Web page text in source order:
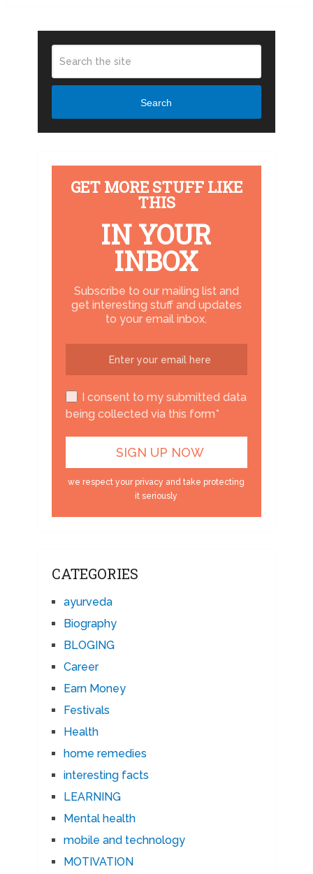
Search
GET MORE STUFF LIKE
THIS
IN YOUR
INBOX
Subscribe to our mailing list and
get interesting stuff and updates
to your email inbox.
I consent to my submitted data
being collected via this form*
we respect your privacy and take protecting
it seriously
CATEGORIES
ayurveda
Biography
BLOGING
Career
Earn Money
Festivals
Health
home remedies
interesting facts
LEARNING
Mental health
mobile and technology
MOTIVATION